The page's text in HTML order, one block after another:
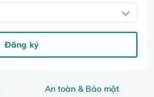
An toàn & Bảo mật
Đăng ký